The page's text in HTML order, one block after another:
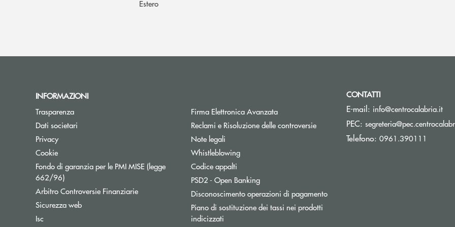
Estero
INFORMAZIONI
Trasparenza
Dati societari
Privacy
Cookie
Fondo di garanzia per le PMI MISE (legge
662/96)Apre una nuova finestra
Arbitro Controversie FinanziarieApre una nuova finestra
Sicurezza web
Isc
Firma Elettronica Avanzata
Reclami e Risoluzione delle controversie
Note legali
Whistleblowing
Codice appalti
PSD2 - Open BankingApre una nuova finestra
Disconoscimento operazioni di pagamento
Piano di sostituzione dei tassi nei prodotti
indicizzati
CONTATTI
E-mail: info@centrocalabria.it(si
PEC:
Telefono: 0961.390111